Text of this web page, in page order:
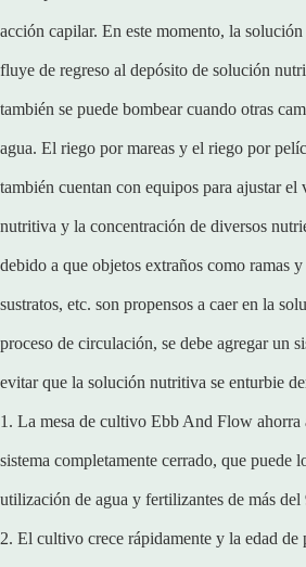
acción capilar. En este momento, la
fluye de regreso al depósito de solución
también se puede bombear cuando otras
agua. El riego por mareas y el riego por
también cuentan con equipos para ajustar
nutritiva y la concentración de diversos
debido a que objetos extraños como ramas
sustratos, etc. son propensos a caer en la
proceso de circulación, se debe agregar un
evitar que la solución nutritiva se enturbie
1. La mesa de cultivo Ebb And Flow ahorra
sistema completamente cerrado, que puede
utilización de agua y fertilizantes de más del
2. El cultivo crece rápidamente y la edad de